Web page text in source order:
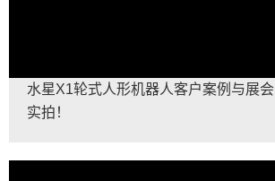
水星X1轮式人形机器人客户案例与展会
实拍！